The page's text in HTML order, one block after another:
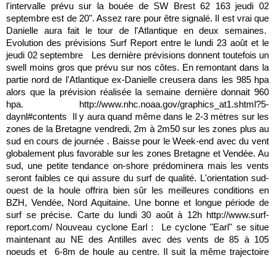
l'intervalle prévu sur la bouée de SW Brest 62 163 jeudi 02
septembre est de 20". Assez rare pour être signalé. Il est vrai que
Danielle aura fait le tour de l'Atlantique en deux semaines.
Evolution des prévisions Surf Report entre le lundi 23 août et le
jeudi 02 septembre Les dernière prévisions donnent toutefois un
swell moins gros que prévu sur nos côtes. En remontant dans la
partie nord de l'Atlantique ex-Danielle creusera dans les 985 hpa
alors que la prévision réalisée la semaine dernière donnait 960
hpa. http://www.nhc.noaa.gov/graphics_at1.shtml?5-
daynl#contents Il y aura quand même dans le 2-3 mètres sur les
zones de la Bretagne vendredi, 2m à 2m50 sur les zones plus au
sud en cours de journée . Baisse pour le Week-end avec du vent
globalement plus favorable sur les zones Bretagne et Vendée. Au
sud, une petite tendance on-shore prédominera mais les vents
seront faibles ce qui assure du surf de qualité. L'orientation sud-
ouest de la houle offrira bien sûr les meilleures conditions en
BZH, Vendée, Nord Aquitaine. Une bonne et longue période de
surf se précise. Carte du lundi 30 août à 12h http://www.surf-
report.com/ Nouveau cyclone Earl : Le cyclone "Earl" se situe
maintenant au NE des Antilles avec des vents de 85 à 105
noeuds et 6-8m de houle au centre. Il suit la même trajectoire